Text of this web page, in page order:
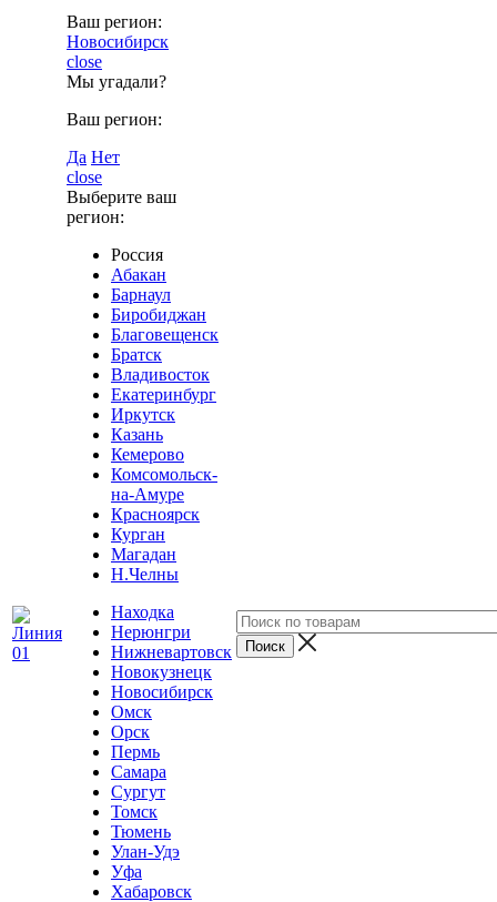
Ваш регион:
Новосибирск
close
Мы угадали?
Ваш регион:
Да Нет
close
Выберите ваш
регион:
Россия
Абакан
Барнаул
Биробиджан
Благовещенск
Братск
Владивосток
Екатеринбург
Иркутск
Казань
Кемерово
Комсомольск-
на-Амуре
Красноярск
Курган
Магадан
Н.Челны
Находка
Нерюнгри
Нижневартовск
Новокузнецк
Новосибирск
Омск
Орск
Пермь
Самара
Сургут
Томск
Тюмень
Улан-Удэ
Уфа
Хабаровск